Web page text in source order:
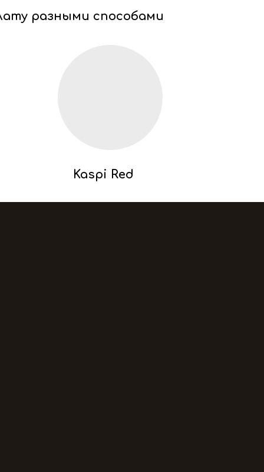
Kaspi Red
разными способами